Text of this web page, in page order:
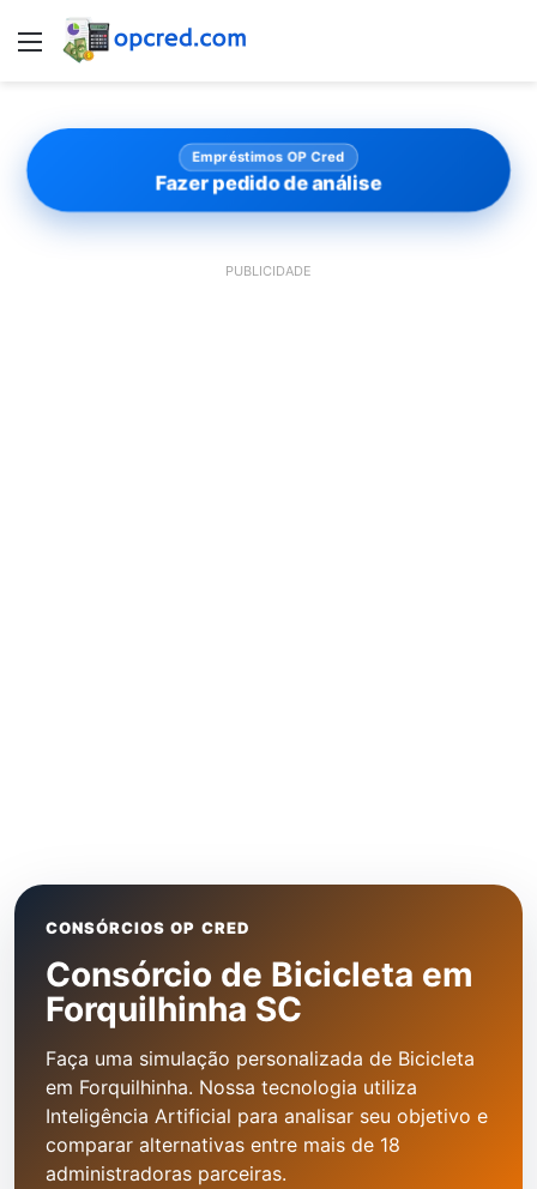
Menu
Empréstimos OP Cred
Fazer pedido de análise
PUBLICIDADE
CONSÓRCIOS OP CRED
Consórcio de Bicicleta em
Forquilhinha SC
Faça uma simulação personalizada de Bicicleta
em Forquilhinha. Nossa tecnologia utiliza
Inteligência Artificial para analisar seu objetivo e
comparar alternativas entre mais de 18
administradoras parceiras.